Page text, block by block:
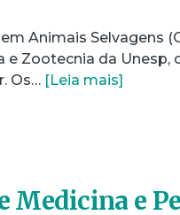
Animais Selvagens
e Zootecnia da Unesp,
Os… [Leia mais]
Medicina e